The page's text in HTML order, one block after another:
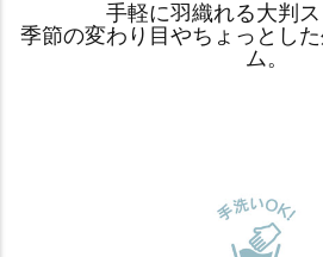
手軽に羽織れる大判ス
季節の変わり目やちょっとし
ム。